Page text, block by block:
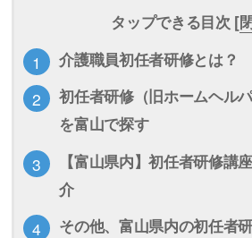
タップできる目次 [
介護職員初任者研修とは？
初任者研修（旧ホームヘル
を富山で探す
【富山県内】初任者研修講
介
その他、富山県内の初任者